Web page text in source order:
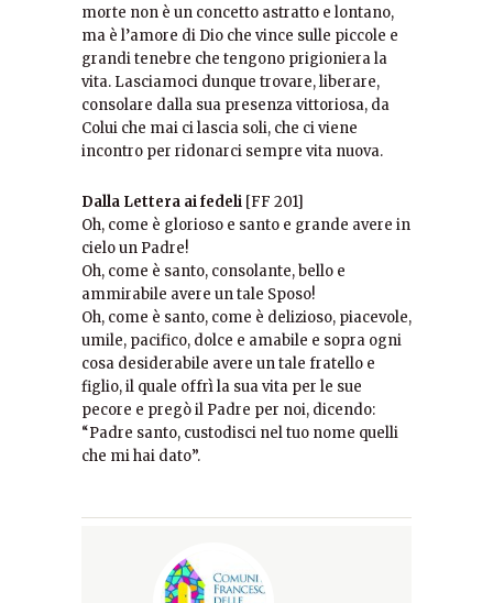
morte non è un concetto astratto e lontano,
ma è l’amore di Dio che vince sulle piccole e
grandi tenebre che tengono prigioniera la
vita. Lasciamoci dunque trovare, liberare,
consolare dalla sua presenza vittoriosa, da
Colui che mai ci lascia soli, che ci viene
incontro per ridonarci sempre vita nuova.
Dalla Lettera ai fedeli [FF 201]
Oh, come è glorioso e santo e grande avere in
cielo un Padre!
Oh, come è santo, consolante, bello e
ammirabile avere un tale Sposo!
Oh, come è santo, come è delizioso, piacevole,
umile, pacifico, dolce e amabile e sopra ogni
cosa desiderabile avere un tale fratello e
figlio, il quale offrì la sua vita per le sue
pecore e pregò il Padre per noi, dicendo:
“Padre santo, custodisci nel tuo nome quelli
che mi hai dato”.